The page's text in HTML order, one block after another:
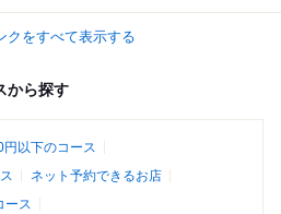
クをすべて表示する
から探す
円以下のコース
ネット予約できるお店
ース